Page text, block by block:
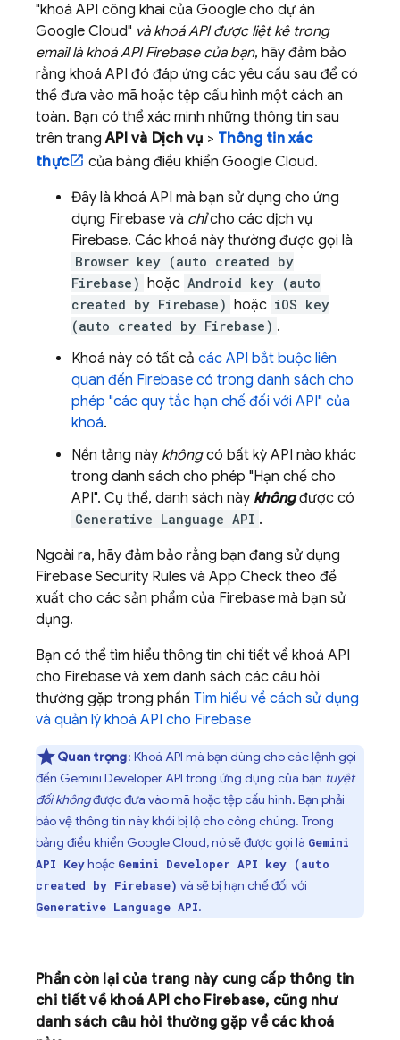
"khoá API công khai của Google cho dự án
Google Cloud" và khoá API được liệt kê trong
email là khoá API Firebase của bạn, hãy đảm bảo
rằng khoá API đó đáp ứng các yêu cầu sau để có
thể đưa vào mã hoặc tệp cấu hình một cách an
toàn. Bạn có thể xác minh những thông tin sau
trên trangAPI và Dịch vụ > Thông tin xác
thực
của bảng điều khiển Google Cloud.
Đây là khoá API mà bạn sử dụng cho ứng
dụng Firebase và chỉcho các dịch vụ
Firebase. Các khoá này thường được gọi là
Browser key (auto created by
Firebase) hoặc Android key (auto
created by Firebase) hoặc iOS key
(auto created by Firebase) .
Khoá này có tất cả các API bắt buộc liên
quan đến Firebase có trong danh sách cho
phép "các quy tắc hạn chế đối với API" của
khoá.
Nền tảng này khôngcó bất kỳ API nào khác
trong danh sách cho phép "Hạn chế cho
API". Cụ thể, danh sách này khôngđược có
Generative Language API .
Ngoài ra, hãy đảm bảo rằng bạn đang sử dụng
Firebase Security Rules và App Check theo đề
xuất cho các sản phẩm của Firebase mà bạn sử
dụng.
Bạn có thể tìm hiểu thông tin chi tiết về khoá API
cho Firebase và xem danh sách các câu hỏi
thường gặp trong phần Tìm hiểu về cách sử dụng
và quản lý khoá API cho Firebase
Quan trọng: Khoá API mà bạn dùng cho các lệnh gọi
đến Gemini Developer API trong ứng dụng của bạn tuyệt
đối khôngđược đưa vào mã hoặc tệp cấu hình. Bạn phải
bảo vệ thông tin này khỏi bị lộ cho công chúng. Trong
bảng điều khiển Google Cloud, nó sẽ được gọi là Gemini
API Keyhoặc Gemini Developer API key (auto
created by Firebase) và sẽ bị hạn chế đối với
Generative Language API.
Phần còn lại của trang này cung cấp thông tin
chi tiết về khoá API cho Firebase, cũng như
danh sách câu hỏi thường gặp về các khoá